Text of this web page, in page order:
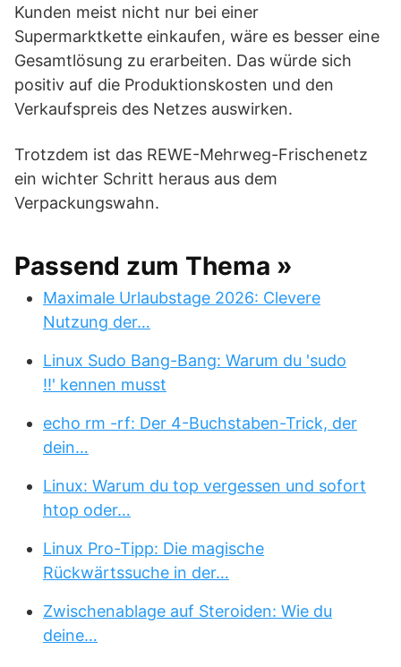
Kunden meist nicht nur bei einer
Supermarktkette einkaufen, wäre es besser eine
Gesamtlösung zu erarbeiten. Das würde sich
positiv auf die Produktionskosten und den
Verkaufspreis des Netzes auswirken.
Trotzdem ist das REWE-Mehrweg-Frischenetz
ein wichter Schritt heraus aus dem
Verpackungswahn.
Passend zum Thema »
Maximale Urlaubstage 2026: Clevere
Nutzung der…
Linux Sudo Bang-Bang: Warum du 'sudo
!!' kennen musst
echo rm -rf: Der 4-Buchstaben-Trick, der
dein…
Linux: Warum du top vergessen und sofort
htop oder…
Linux Pro-Tipp: Die magische
Rückwärtssuche in der…
Zwischenablage auf Steroiden: Wie du
deine…